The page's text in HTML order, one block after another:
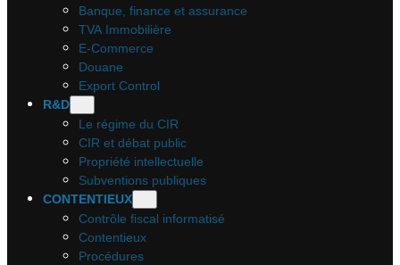
Banque, finance et assurance
TVA Immobilière
E-Commerce
Douane
Export Control
R&D
Le régime du CIR
CIR et débat public
Propriété intellectuelle
Subventions publiques
CONTENTIEUX
Contrôle fiscal informatisé
Contentieux
Procédures